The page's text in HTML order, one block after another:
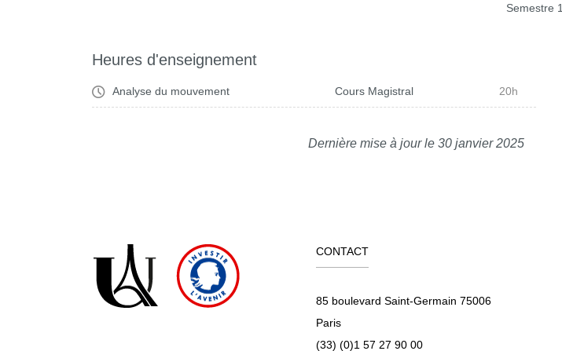
Semestre 1
Heures d'enseignement
Analyse du mouvement Cours Magistral 20h
Dernière mise à jour le 30 janvier 2025
CONTACT
85 boulevard Saint-Germain 75006
Paris
(33) (0)1 57 27 90 00